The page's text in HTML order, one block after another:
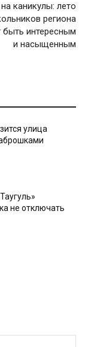
каникулы: лето
региона
интересным
и насыщенным
улица
не отключать